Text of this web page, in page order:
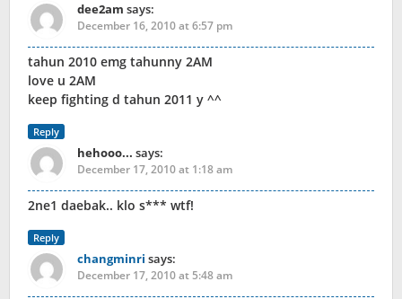
dee2am says:
December 16, 2010 at 6:57 pm
tahun 2010 emg tahunny 2AM
love u 2AM
keep fighting d tahun 2011 y ^^
Reply
hehooo... says:
December 17, 2010 at 1:18 am
2ne1 daebak.. klo s*** wtf!
Reply
changminri says:
December 17, 2010 at 5:48 am